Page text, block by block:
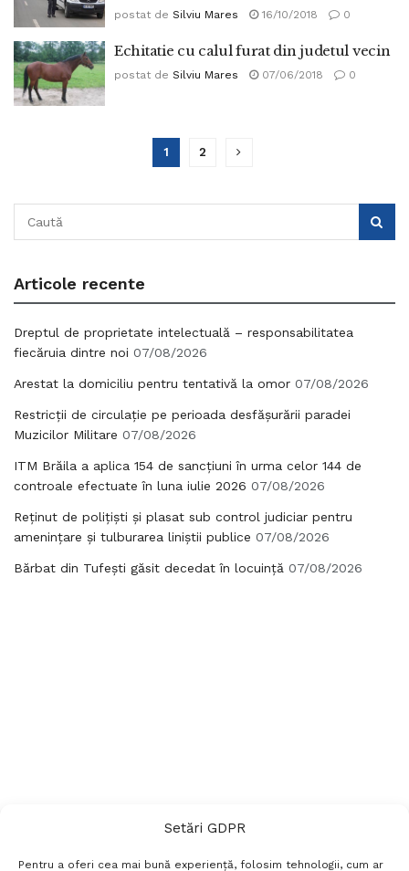
Setări GDPR
Pentru a oferi cea mai bună experiență, folosim tehnologii, cum ar
postat de Silviu Mares 16/10/2018 0
Echitatie cu calul furat din judetul vecin
postat de Silviu Mares 07/06/2018 0
1 2
Articole recente
Dreptul de proprietate intelectuală – responsabilitatea
fiecăruia dintre noi 07/08/2026
Arestat la domiciliu pentru tentativă la omor 07/08/2026
Restricții de circulație pe perioada desfășurării paradei
Muzicilor Militare 07/08/2026
ITM Brăila a aplica 154 de sancțiuni în urma celor 144 de
controale efectuate în luna iulie 2026 07/08/2026
Reținut de polițiști și plasat sub control judiciar pentru
amenințare și tulburarea liniștii publice 07/08/2026
Bărbat din Tufești găsit decedat în locuință 07/08/2026